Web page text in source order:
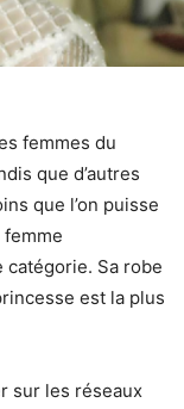
femmes du
que d’autres
que l’on puisse
femme
Sa robe
est la plus
sur les réseaux